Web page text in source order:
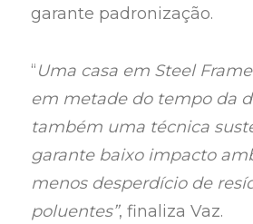
garante padronização.
“Uma casa em Steel
em metade do tempo da
também uma técnica
garante baixo impacto
menos desperdício de
poluentes”, finaliza Vaz.